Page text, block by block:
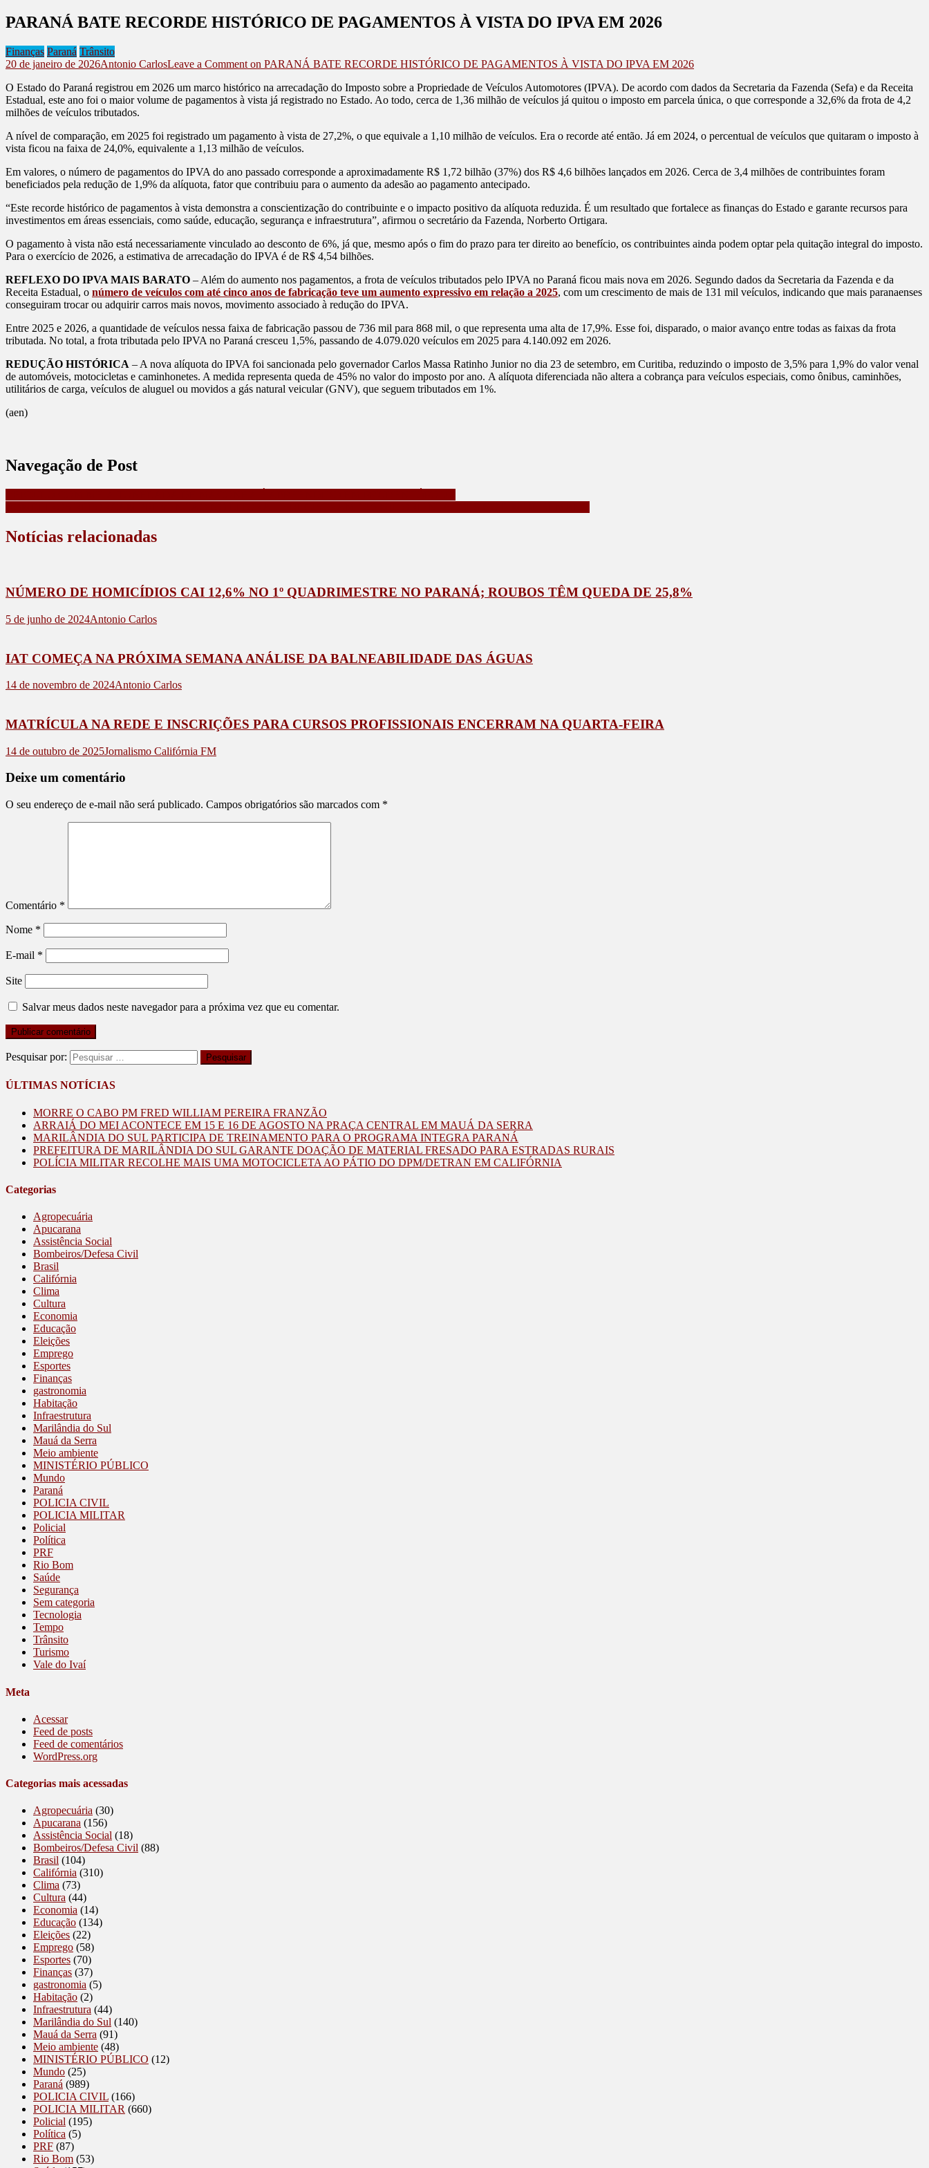
PARANÁ BATE RECORDE HISTÓRICO DE PAGAMENTOS À VISTA DO IPVA EM 2026
Finanças Paraná Trânsito
20 de janeiro de 2026Antonio CarlosLeave a Comment on PARANÁ BATE RECORDE HISTÓRICO DE PAGAMENTOS À VISTA DO IPVA EM 2026
O Estado do Paraná registrou em 2026 um marco histórico na arrecadação do Imposto sobre a Propriedade de Veículos Automotores (IPVA). De acordo com dados da Secretaria da Fazenda (Sefa) e da Receita
Estadual, este ano foi o maior volume de pagamentos à vista já registrado no Estado. Ao todo, cerca de 1,36 milhão de veículos já quitou o imposto em parcela única, o que corresponde a 32,6% da frota de 4,2
milhões de veículos tributados.
A nível de comparação, em 2025 foi registrado um pagamento à vista de 27,2%, o que equivale a 1,10 milhão de veículos. Era o recorde até então. Já em 2024, o percentual de veículos que quitaram o imposto à
vista ficou na faixa de 24,0%, equivalente a 1,13 milhão de veículos.
Em valores, o número de pagamentos do IPVA do ano passado corresponde a aproximadamente R$ 1,72 bilhão (37%) dos R$ 4,6 bilhões lançados em 2026. Cerca de 3,4 milhões de contribuintes foram
beneficiados pela redução de 1,9% da alíquota, fator que contribuiu para o aumento da adesão ao pagamento antecipado.
“Este recorde histórico de pagamentos à vista demonstra a conscientização do contribuinte e o impacto positivo da alíquota reduzida. É um resultado que fortalece as finanças do Estado e garante recursos para
investimentos em áreas essenciais, como saúde, educação, segurança e infraestrutura”, afirmou o secretário da Fazenda, Norberto Ortigara.
O pagamento à vista não está necessariamente vinculado ao desconto de 6%, já que, mesmo após o fim do prazo para ter direito ao benefício, os contribuintes ainda podem optar pela quitação integral do imposto.
Para o exercício de 2026, a estimativa de arrecadação do IPVA é de R$ 4,54 bilhões.
REFLEXO DO IPVA MAIS BARATO – Além do aumento nos pagamentos, a frota de veículos tributados pelo IPVA no Paraná ficou mais nova em 2026. Segundo dados da Secretaria da Fazenda e da
Receita Estadual, o número de veículos com até cinco anos de fabricação teve um aumento expressivo em relação a 2025, com um crescimento de mais de 131 mil veículos, indicando que mais paranaenses
conseguiram trocar ou adquirir carros mais novos, movimento associado à redução do IPVA.
Entre 2025 e 2026, a quantidade de veículos nessa faixa de fabricação passou de 736 mil para 868 mil, o que representa uma alta de 17,9%. Esse foi, disparado, o maior avanço entre todas as faixas da frota
tributada. No total, a frota tributada pelo IPVA no Paraná cresceu 1,5%, passando de 4.079.020 veículos em 2025 para 4.140.092 em 2026.
REDUÇÃO HISTÓRICA – A nova alíquota do IPVA foi sancionada pelo governador Carlos Massa Ratinho Junior no dia 23 de setembro, em Curitiba, reduzindo o imposto de 3,5% para 1,9% do valor venal
de automóveis, motocicletas e caminhonetes. A medida representa queda de 45% no valor do imposto por ano. A alíquota diferenciada não altera a cobrança para veículos especiais, como ônibus, caminhões,
utilitários de carga, veículos de aluguel ou movidos a gás natural veicular (GNV), que seguem tributados em 1%.
(aen)
Navegação de Post
Notícias relacionadas
NÚMERO DE HOMICÍDIOS CAI 12,6% NO 1º QUADRIMESTRE NO PARANÁ; ROUBOS TÊM QUEDA DE 25,8%
5 de junho de 2024Antonio Carlos
IAT COMEÇA NA PRÓXIMA SEMANA ANÁLISE DA BALNEABILIDADE DAS ÁGUAS
14 de novembro de 2024Antonio Carlos
MATRÍCULA NA REDE E INSCRIÇÕES PARA CURSOS PROFISSIONAIS ENCERRAM NA QUARTA-FEIRA
14 de outubro de 2025Jornalismo Califórnia FM
Deixe um comentário
O seu endereço de e-mail não será publicado. Campos obrigatórios são marcados com *
Comentário *
Nome *
E-mail *
Site
Salvar meus dados neste navegador para a próxima vez que eu comentar.
Pesquisar por:
ÚLTIMAS NOTÍCIAS
MORRE O CABO PM FRED WILLIAM PEREIRA FRANZÃO
ARRAIÁ DO MEI ACONTECE EM 15 E 16 DE AGOSTO NA PRAÇA CENTRAL EM MAUÁ DA SERRA
MARILÂNDIA DO SUL PARTICIPA DE TREINAMENTO PARA O PROGRAMA INTEGRA PARANÁ
PREFEITURA DE MARILÂNDIA DO SUL GARANTE DOAÇÃO DE MATERIAL FRESADO PARA ESTRADAS RURAIS
POLÍCIA MILITAR RECOLHE MAIS UMA MOTOCICLETA AO PÁTIO DO DPM/DETRAN EM CALIFÓRNIA
Categorias
Agropecuária
Apucarana
Assistência Social
Bombeiros/Defesa Civil
Brasil
Califórnia
Clima
Cultura
Economia
Educação
Eleições
Emprego
Esportes
Finanças
gastronomia
Habitação
Infraestrutura
Marilândia do Sul
Mauá da Serra
Meio ambiente
MINISTÉRIO PÚBLICO
Mundo
Paraná
POLICIA CIVIL
POLICIA MILITAR
Policial
Política
PRF
Rio Bom
Saúde
Segurança
Sem categoria
Tecnologia
Tempo
Trânsito
Turismo
Vale do Ivaí
Meta
Acessar
Feed de posts
Feed de comentários
WordPress.org
Categorias mais acessadas
Agropecuária (30)
Apucarana (156)
Assistência Social (18)
Bombeiros/Defesa Civil (88)
Brasil (104)
Califórnia (310)
Clima (73)
Cultura (44)
Economia (14)
Educação (134)
Eleições (22)
Emprego (58)
Esportes (70)
Finanças (37)
gastronomia (5)
Habitação (2)
Infraestrutura (44)
Marilândia do Sul (140)
Mauá da Serra (91)
Meio ambiente (48)
MINISTÉRIO PÚBLICO (12)
Mundo (25)
Paraná (989)
POLICIA CIVIL (166)
POLICIA MILITAR (660)
Policial (195)
Política (5)
PRF (87)
Rio Bom (53)